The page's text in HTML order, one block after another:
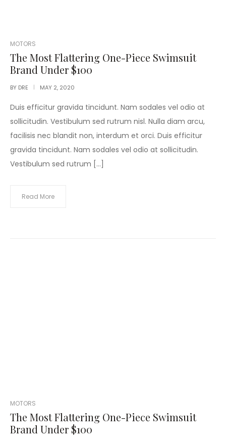
POSTED
IN
MOTORS
The Most Flattering One-Piece Swimsuit
Brand Under $100
BY DRE MAY 2, 2020
Duis efficitur gravida tincidunt. Nam sodales vel odio at
sollicitudin. Vestibulum sed rutrum nisl. Nulla diam arcu,
facilisis nec blandit non, interdum et orci. Duis efficitur
gravida tincidunt. Nam sodales vel odio at sollicitudin.
Vestibulum sed rutrum […]
Read More
POSTED
IN
MOTORS
The Most Flattering One-Piece Swimsuit
Brand Under $100